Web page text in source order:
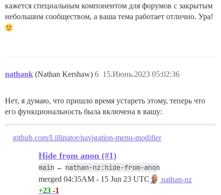
кажется специальным компонентом для форумов с закрытым
небольшим сообществом, а ваша тема работает отлично. Ура!
nathank (Nathan Kershaw) 15.Июнь.2023 05:02:36
6
Нет, я думаю, что пришло время устареть этому, теперь что
его функциональность была включена в вашу:
github.com/Lillinator/navigation-menu-modifier
Hide from anon (#1)
main ← nathan-nz:hide-from-anon
merged 04:35AM - 15 Jun 23 UTC
nathan-nz
+23 -1